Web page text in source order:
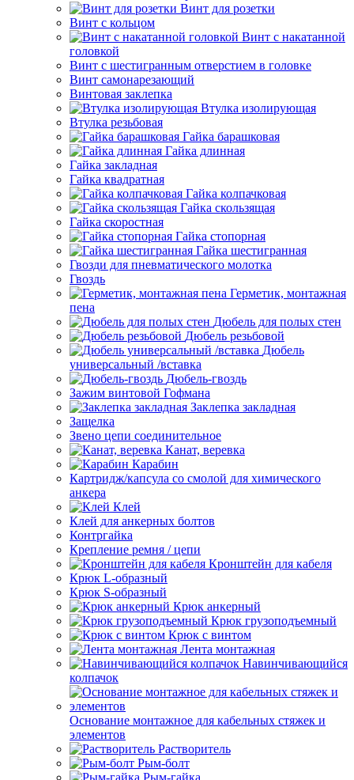
Винт для розетки
Винт с кольцом
Винт с накатанной
головкой
Винт с шестигранным отверстием в головке
Винт самонарезающий
Винтовая заклепка
Втулка изолирующая
Втулка резьбовая
Гайка барашковая
Гайка длинная
Гайка закладная
Гайка квадратная
Гайка колпачковая
Гайка скользящая
Гайка скоростная
Гайка стопорная
Гайка шестигранная
Гвозди для пневматического молотка
Гвоздь
Герметик, монтажная
пена
Дюбель для полых стен
Дюбель резьбовой
Дюбель
универсальный /вставка
Дюбель-гвоздь
Зажим винтовой Гофмана
Заклепка закладная
Защелка
Звено цепи соединительное
Канат, веревка
Карабин
Картридж/капсула со смолой для химического
анкера
Клей
Клей для анкерных болтов
Контргайка
Крепление ремня / цепи
Кронштейн для кабеля
Крюк L-образный
Крюк S-образный
Крюк анкерный
Крюк грузоподъемный
Крюк с винтом
Лента монтажная
Навинчивающийся
колпачок
Основание монтажное для кабельных стяжек и
элементов
Растворитель
Рым-болт
Рым-гайка